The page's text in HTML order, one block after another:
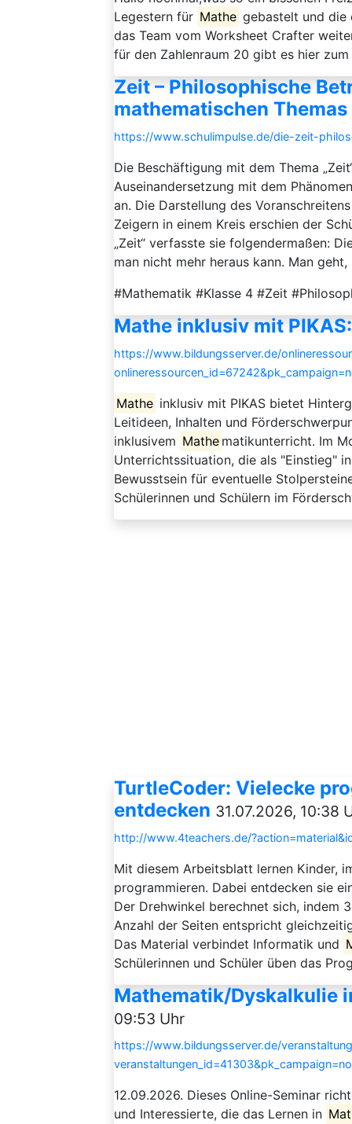
Legestern für Mathe gebastelt und die
das Team vom Worksheet Crafter
für den Zahlenraum 20 gibt es hier
Zeit – Philosophische
mathematischen Themas
https://www.schulimpulse.de/die-zeit-
Die Beschäftigung mit dem Thema
Auseinandersetzung mit dem
an. Die Darstellung des
Zeigern in einem Kreis erschien der
„Zeit“ verfasste sie folgendermaßen:
man nicht mehr heraus kann. Man geht,
#Mathematik #Klasse 4 #Zeit
Mathe inklusiv mit
https://www.bildungsserver.de/
Mathe inklusiv mit PIKAS bietet
Leitideen, Inhalten und
inklusivem Mathe matikunterricht. Im
Unterrichtssituation, die als "Einstieg"
Bewusstsein für eventuelle
Schülerinnen und Schülern im
TurtleCoder: Vielecke
entdecken 31.07.2026, 10:38
http://www.4teachers.de/
Mit diesem Arbeitsblatt lernen Kinder,
programmieren. Dabei entdecken sie
Der Drehwinkel berechnet sich, indem
Anzahl der Seiten entspricht
Das Material verbindet Informatik und
Schülerinnen und Schüler üben das
Mathematik/Dyskalkulie
09:53 Uhr
https://www.bildungsserver.de/
12.09.2026. Dieses Online-Seminar
und Interessierte, die das Lernen in